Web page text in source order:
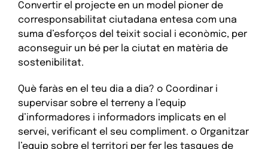
Convertir el projecte en un model pioner de
corresponsabilitat ciutadana entesa com una
suma d’esforços del teixit social i econòmic, per
aconseguir un bé per la ciutat en matèria de
sostenibilitat.
Què faràs en el teu dia a dia? o Coordinar i
supervisar sobre el terreny a l’equip
d’informadores i informadors implicats en el
servei, verificant el seu compliment. o Organitzar
l’equip sobre el territori per fer les tasques de